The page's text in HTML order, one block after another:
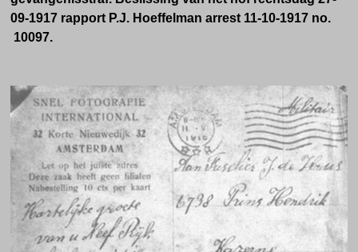
09-1917 rapport P.J. Hoeffelman arrest 11-10-1917 no.
10097.